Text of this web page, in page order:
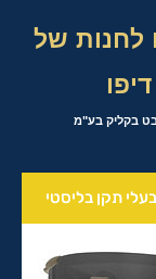
לחנות של
בקליק בע"מ
בעלי תקן בליסטי